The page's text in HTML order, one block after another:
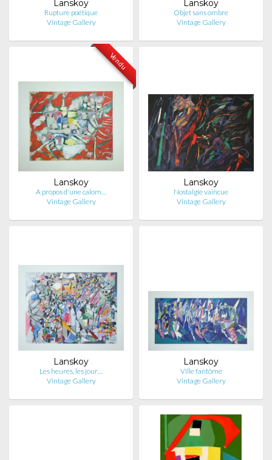
Lanskoy
Rupture poétique
Vintage Gallery
Lanskoy
Objet sans ombre
Vintage Gallery
Vendu
Lanskoy
A propos d'une calom…
Vintage Gallery
Lanskoy
Nostalgie vaincue
Vintage Gallery
Lanskoy
Les heures, les jour…
Vintage Gallery
Lanskoy
Ville fantôme
Vintage Gallery